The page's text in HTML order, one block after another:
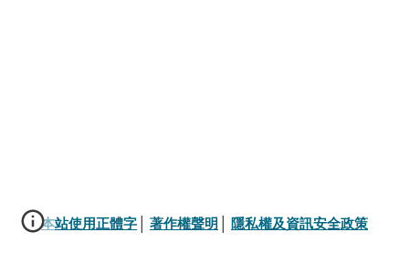
本站使用正體字 著作權聲明 隱私權及資訊安全政策